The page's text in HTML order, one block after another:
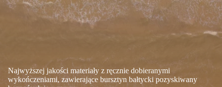
Najwyższej jakości materiały z ręcznie dobieranymi
wykończeniami, zawierające bursztyn bałtycki pozyskiwany